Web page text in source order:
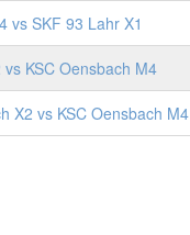
vs SKF 93 Lahr X1
KSC Oensbach M4
X2 vs KSC Oensbach M4